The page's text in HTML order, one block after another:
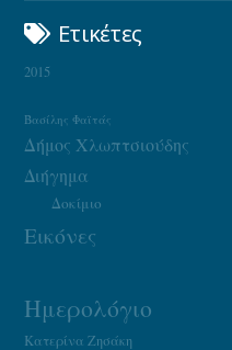
Ετικέτες
2015
Βασίλης Φαϊτάς
Δήμος Χλωπτσιούδης
Διήγημα
Δοκίμιο
Εικόνες
Ημερολόγιο
Κατερίνα Ζησάκη